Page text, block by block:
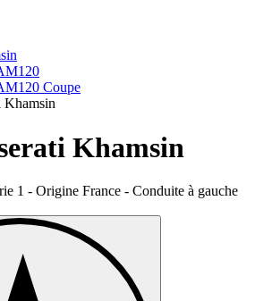
Coupe
Khamsin
Khamsin
1 - Origine France - Conduite à gauche